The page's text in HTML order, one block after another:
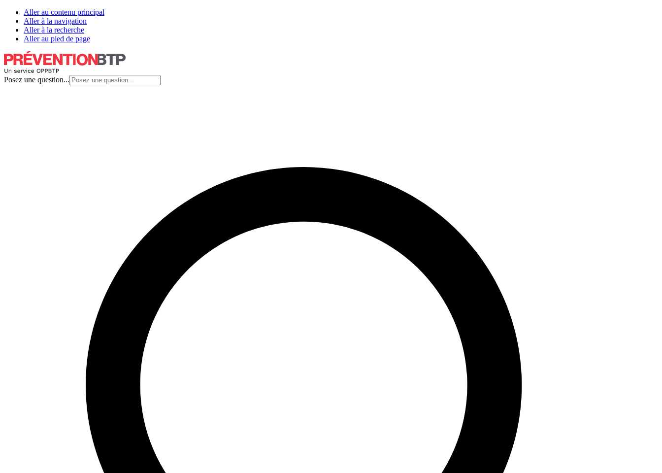
Aller au contenu principal
Aller à la navigation
Aller à la recherche
Aller au pied de page
Posez une question...